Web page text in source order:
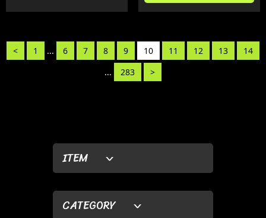
ITEM
CATEGORY
< 1 ... 6 7 8 9 10 11 12 13
14
...
283 >